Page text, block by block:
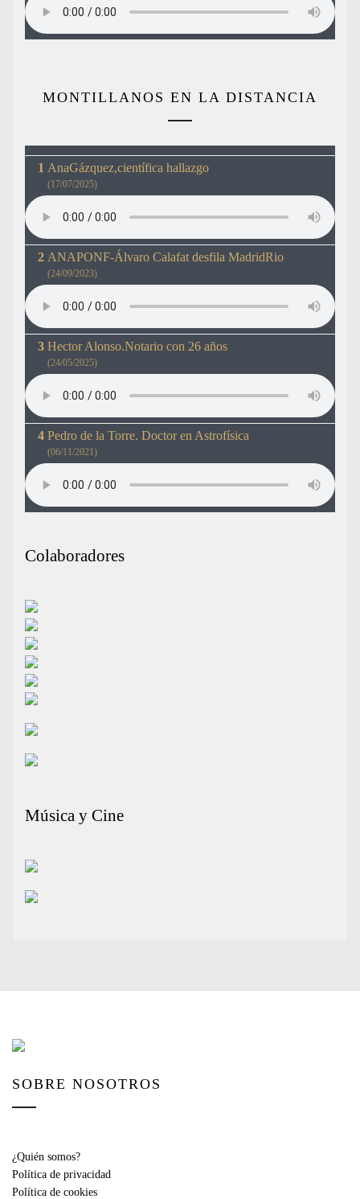
MONTILLANOS EN LA DISTANCIA
AnaGázquez,científica hallazgo
(17/07/2025)
ANAPONF-Álvaro Calafat desfila MadridRio
(24/09/2023)
Hector Alonso.Notario con 26 años
(24/05/2025)
Pedro de la Torre. Doctor en Astrofísica
(06/11/2021)
Colaboradores
Música y Cine
SOBRE NOSOTROS
¿Quién somos?
Política de privacidad
Política de cookies